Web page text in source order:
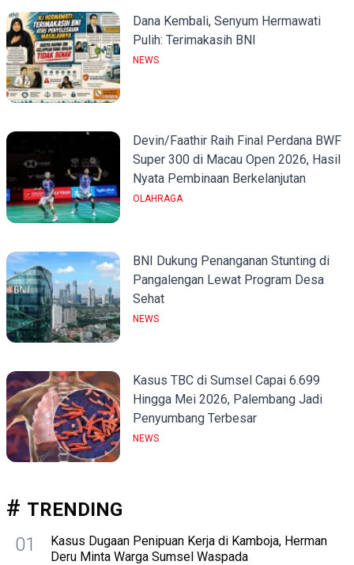
Dana Kembali, Senyum Hermawati
Pulih: Terimakasih BNI
NEWS
Devin/Faathir Raih Final Perdana BWF
Super 300 di Macau Open 2026, Hasil
Nyata Pembinaan Berkelanjutan
OLAHRAGA
BNI Dukung Penanganan Stunting di
Pangalengan Lewat Program Desa
Sehat
NEWS
Kasus TBC di Sumsel Capai 6.699
Hingga Mei 2026, Palembang Jadi
Penyumbang Terbesar
NEWS
TRENDING
01
Kasus Dugaan Penipuan Kerja di Kamboja, Herman
Deru Minta Warga Sumsel Waspada